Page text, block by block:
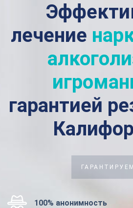
лечение
гарантией
100% анонимность